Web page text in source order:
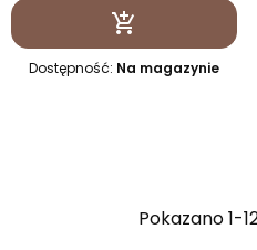
 Dodaj do
Dostępność: Na magazynie
Pokazano 1-